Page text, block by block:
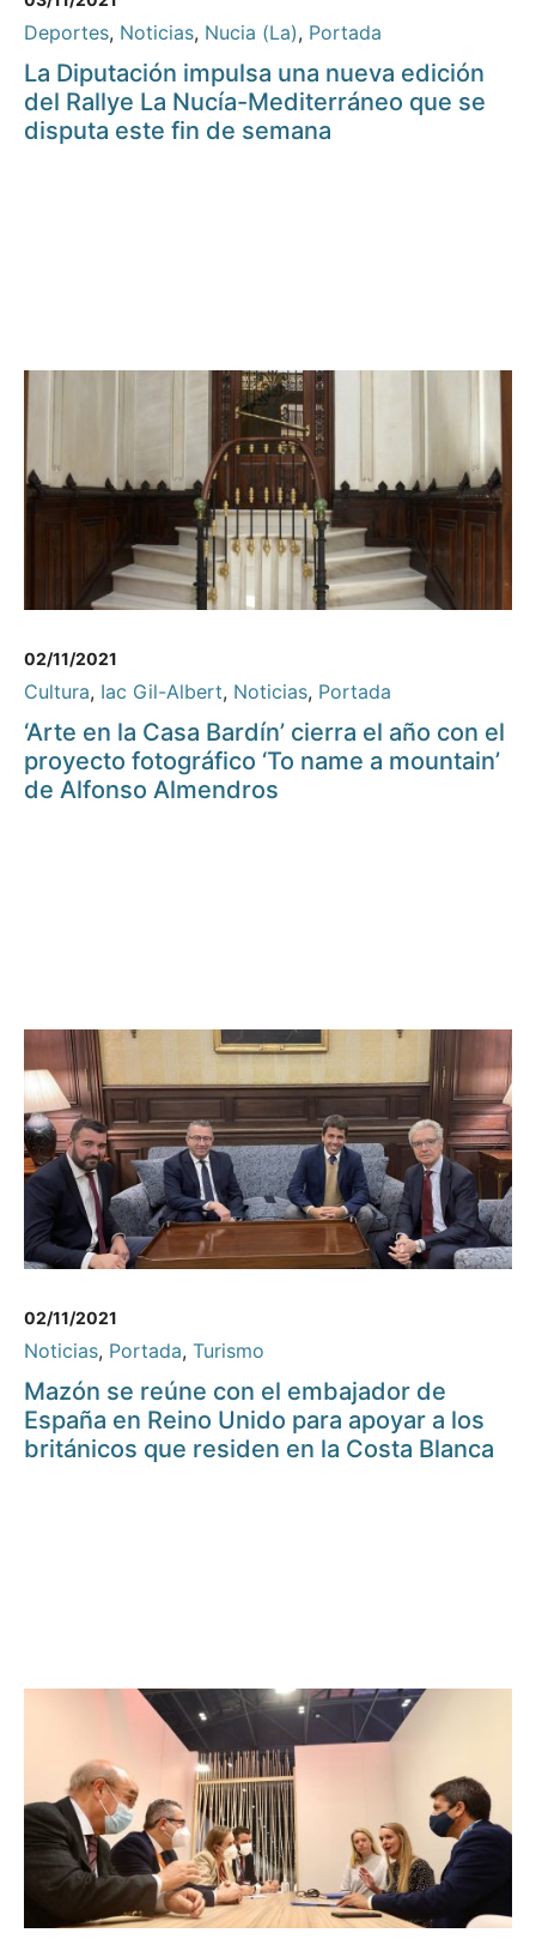
Deportes, Noticias, Nucia (La), Portada
La Diputación impulsa una nueva edición
del Rallye La Nucía-Mediterráneo que se
disputa este fin de semana
02/11/2021
Cultura, Iac Gil-Albert, Noticias, Portada
‘Arte en la Casa Bardín’ cierra el año con el
proyecto fotográfico ‘To name a mountain’
de Alfonso Almendros
02/11/2021
Noticias, Portada, Turismo
Mazón se reúne con el embajador de
España en Reino Unido para apoyar a los
británicos que residen en la Costa Blanca